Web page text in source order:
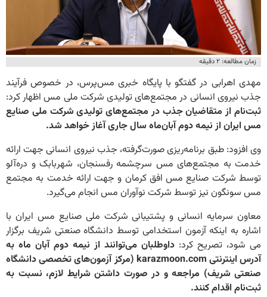
زمان مطالعه: ۲ دقیقه
مهدی اهرابی در گفتگو با پایگاه خبری مس‌پرس، در خصوص فرآیند
جذب نیروی انسانی در مجتمع‌های تولیدی شرکت ملی مس اظهار کرد:
ثبت‌نام از متقاضیان جذب در مجتمع‌های تولیدی شرکت ملی صنایع
مس ایران از نیمه دوم آبان‌ماه سال جاری آغاز خواهد شد.
وی افزود: طبق برنامه‌ریزی صورت‌گرفته، جذب نیروی انسانی جهت ارائه
خدمت به مجتمع‌های مس سرچشمه رفسنجان، شهربابک و دره‌آلو
توسط شرکت صنایع مس افق کرمان و جهت ارائه خدمت به مجتمع
مس سونگون نیز توسط شرکت نوآوران مس انجام می‌گیرد.
معاون سرمایه انسانی و پشتیبانی شرکت ملی صنایع مس ایران با
اشاره به اینکه آزمون استخدامی توسط دانشگاه صنعتی شریف برگزار
می شود، تصریح کرد: داوطلبان می‌توانند از نیمه دوم آبان ماه به
آدرس اینترنتی karazmoon.com (مرکز آزمون‌های تخصصی دانشگاه
صنعتی شریف) مراجعه و در صورت داشتن شرایط لازم، نسبت به
ثبت‌نام اقدام کنند.